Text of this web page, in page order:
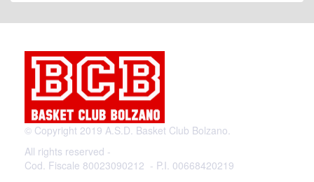
© Copyright 2019 A.S.D. Basket Club Bolzano.
All rights reserved -
Cod. Fiscale 80023090212 - P.I. 00668420219